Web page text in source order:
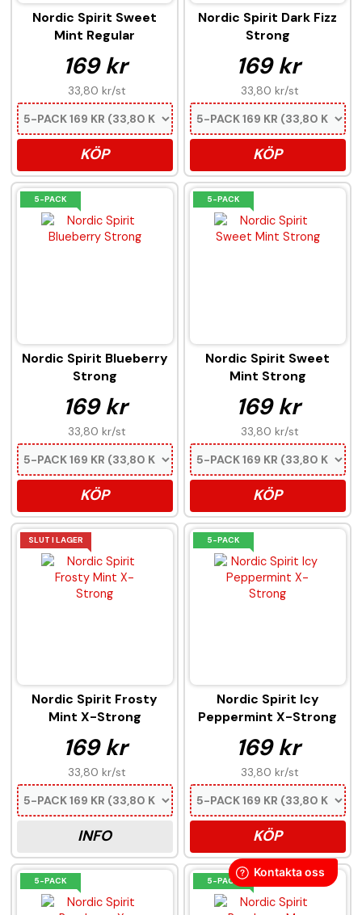
Nordic Spirit Sweet
Mint Regular
169 kr
33,80 kr/st
KÖP
Nordic Spirit Dark Fizz
Strong
169 kr
33,80 kr/st
KÖP
5-PACK
Nordic Spirit Blueberry
Strong
169 kr
33,80 kr/st
KÖP
5-PACK
Nordic Spirit Sweet
Mint Strong
169 kr
33,80 kr/st
KÖP
SLUT I LAGER
Nordic Spirit Frosty
Mint X-Strong
169 kr
33,80 kr/st
INFO
5-PACK
Nordic Spirit Icy
Peppermint X-Strong
169 kr
33,80 kr/st
KÖP
5-PACK 5-PACK